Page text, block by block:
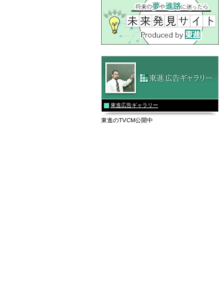
東進広告ギャラリー
東進のTVCM公開中